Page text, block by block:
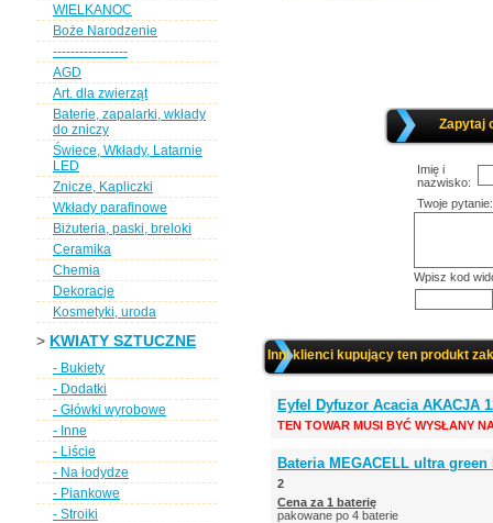
WIELKANOC
Boże Narodzenie
-----------------
AGD
Art. dla zwierząt
Baterie, zapalarki, wkłady
do zniczy
Świece, Wkłady, Latarnie
LED
Znicze, Kapliczki
Wkłady parafinowe
Biżuteria, paski, breloki
Ceramika
Chemia
Dekoracje
Kosmetyki, uroda
> KWIATY SZTUCZNE
- Bukiety
- Dodatki
- Główki wyrobowe
- Inne
- Liście
- Na łodydze
- Piankowe
- Stroiki
Zapytaj
Imię i
nazwisko:
Twoje pytanie:
Wpisz kod
Inni klienci kupujący ten produkt
Eyfel Dyfuzor Acacia AKACJA
TEN TOWAR MUSI BYĆ WYSŁANY
Bateria MEGACELL ultra green
2
Cena za 1 baterię
pakowane po 4 baterie